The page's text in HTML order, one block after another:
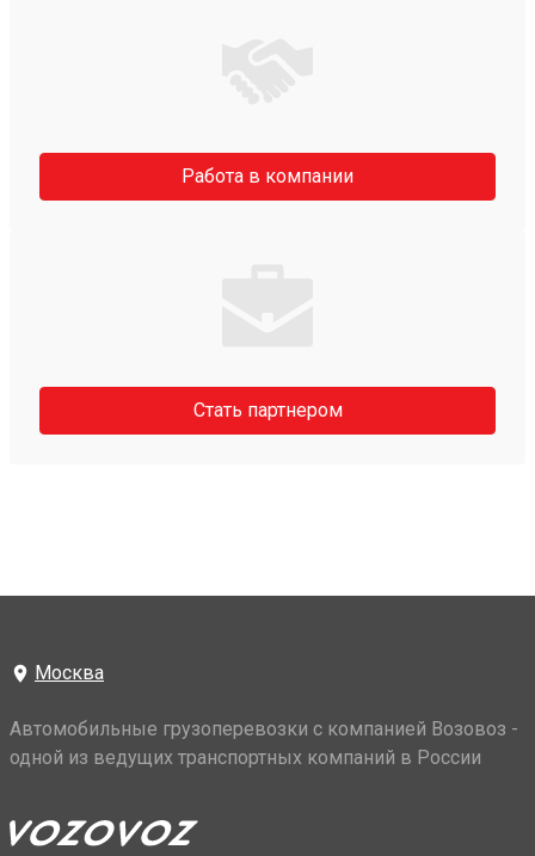
Работа в компании
Стать партнером
Москва
Автомобильные грузоперевозки с компанией Возовоз -
одной из ведущих транспортных компаний в России